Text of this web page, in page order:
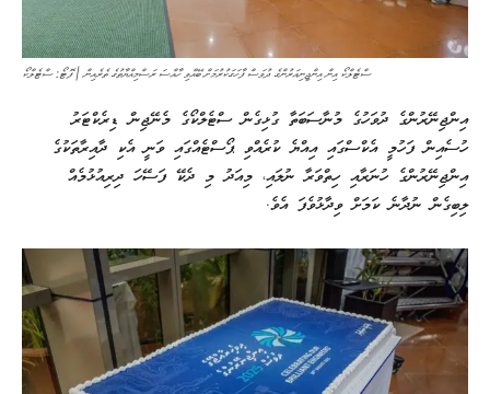
ސްޓެލްކޯ އިން އިންޖީނިއަރުންގެ ދުވަސް ފާހަގަކުރުމަށް ބޭއްވި ހާއްސަ ރަސްމިއްޔާތުގެ ތެރެއިން | ފޮޓޯ: ސްޓެލްކޯ
އިންޖިނޭރުންގެ ދުވަހުގެ މުނާސަބަތާ ގުޅިގެން ސްޓެލްކޯގެ މެނޭޖިން ޑިރެކްޓަރު
ހުސެއިން ފަހުމީ އެކްސްގައި އިއްޔެ ކުރެއްވި ޕޯސްޓެއްގައި ވަނީ އެކި ދާއިރާތަކުގެ
އިންޖިނޭރުންގެ ހުނަރާއި ހިތްވަރާ ނުލައި، މިއަދު މި ދެކޭ ފަސޭހަ ދިރިއުޅުމެއް
ލިބިގެން ނުދާނެ ކަމަށް ވިދާޅުވެފަ އެވެ.